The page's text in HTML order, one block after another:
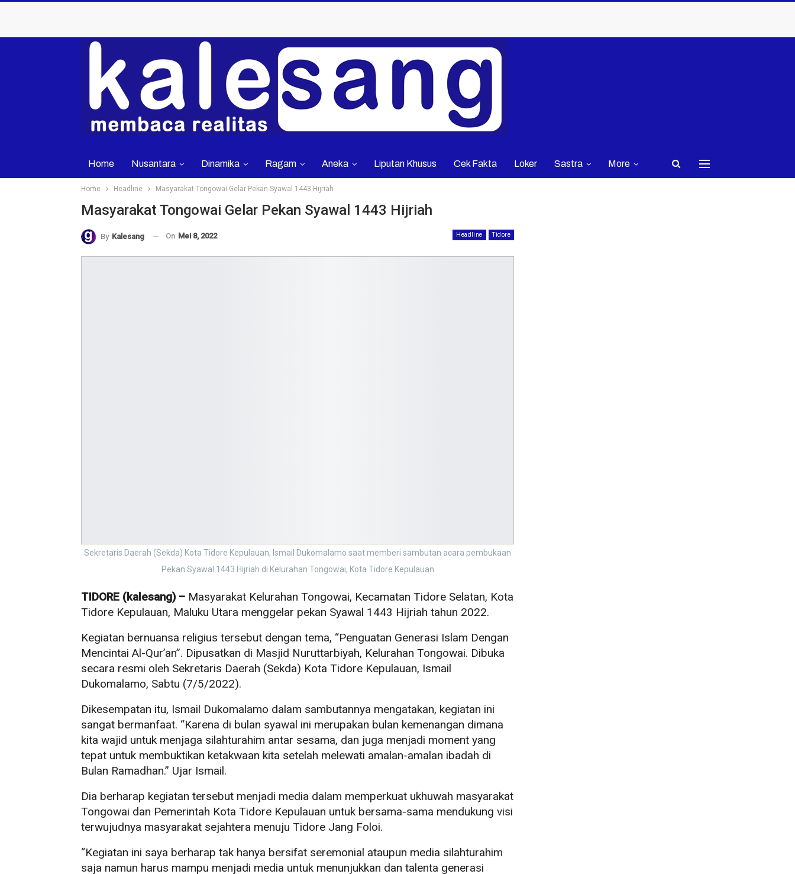
Home Nusantara Dinamika Ragam Aneka Liputan Khusus Cek Fakta Loker Sastra More
Home Headline Masyarakat Tongowai Gelar Pekan Syawal 1443 Hijriah
Masyarakat Tongowai Gelar Pekan Syawal 1443 Hijriah
Headline Tidore
By Kalesang On Mei 8, 2022
Sekretaris Daerah (Sekda) Kota Tidore Kepulauan, Ismail Dukomalamo saat memberi sambutan acara pembukaan
Pekan Syawal 1443 Hijriah di Kelurahan Tongowai, Kota Tidore Kepulauan
TIDORE (kalesang) – Masyarakat Kelurahan Tongowai, Kecamatan Tidore Selatan, Kota
Tidore Kepulauan, Maluku Utara menggelar pekan Syawal 1443 Hijriah tahun 2022.
Kegiatan bernuansa religius tersebut dengan tema, “Penguatan Generasi Islam Dengan
Mencintai Al-Qur’an”. Dipusatkan di Masjid Nuruttarbiyah, Kelurahan Tongowai. Dibuka
secara resmi oleh Sekretaris Daerah (Sekda) Kota Tidore Kepulauan, Ismail
Dukomalamo, Sabtu (7/5/2022).
Dikesempatan itu, Ismail Dukomalamo dalam sambutannya mengatakan, kegiatan ini
sangat bermanfaat. “Karena di bulan syawal ini merupakan bulan kemenangan dimana
kita wajid untuk menjaga silahturahim antar sesama, dan juga menjadi moment yang
tepat untuk membuktikan ketakwaan kita setelah melewati amalan-amalan ibadah di
Bulan Ramadhan.” Ujar Ismail.
Dia berharap kegiatan tersebut menjadi media dalam memperkuat ukhuwah masyarakat
Tongowai dan Pemerintah Kota Tidore Kepulauan untuk bersama-sama mendukung visi
terwujudnya masyarakat sejahtera menuju Tidore Jang Foloi.
“Kegiatan ini saya berharap tak hanya bersifat seremonial ataupun media silahturahim
saja namun harus mampu menjadi media untuk menunjukkan dan talenta generasi